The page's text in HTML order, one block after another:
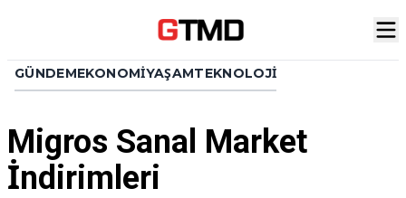
GÜNDEMEKONOMIYAŞAMTEKNOLOJI
Migros Sanal Market
İndirimleri